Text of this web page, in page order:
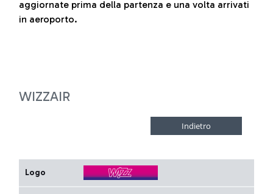
aggiornate prima della partenza e una volta arrivati
in aeroporto.
WIZZAIR
Logo